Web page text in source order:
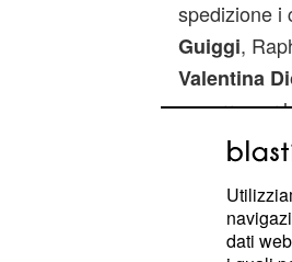
spedizione i
Guiggi,
Valentina
azzurra per
Monica De
Domani il
L'Italia
Londra. La
dati